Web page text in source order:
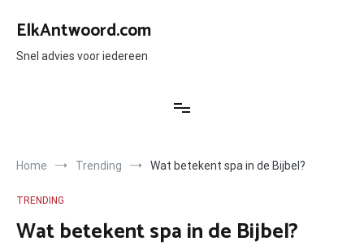
naar
inhoud
ElkAntwoord.com
Snel advies voor iedereen
Home Trending Wat betekent spa in de Bijbel?
TRENDING
Wat betekent spa in de Bijbel?